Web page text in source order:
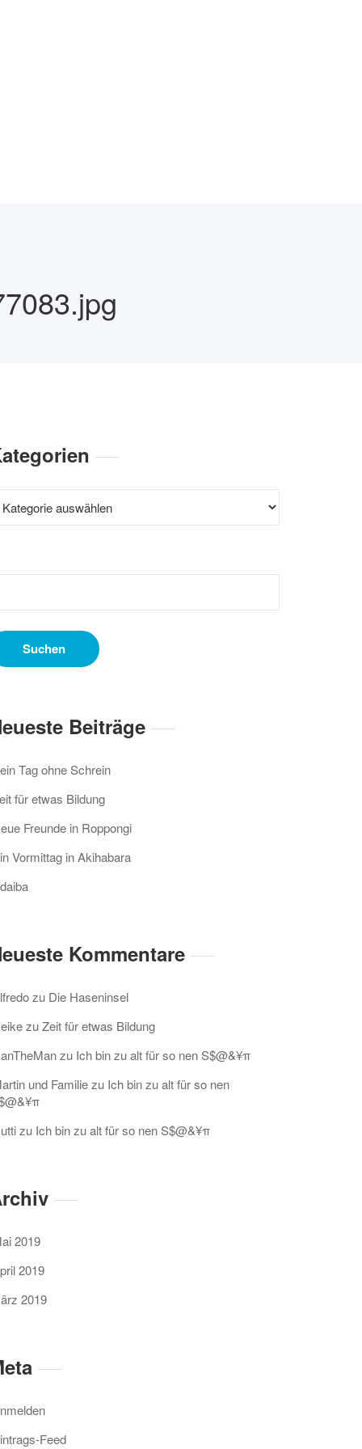
Beiträge
Tag ohne Schrein
für etwas Bildung
Freunde in Roppongi
Vormittag in Akihabara
Kommentare
zu Die Haseninsel
zuZeit für etwas Bildung
zu Ich bin zu alt für so nen S$@&¥π
und Familiezu Ich bin zu alt für so nen
zu Ich bin zu alt für so nen S$@&¥π
2019
2019
2019
Feed